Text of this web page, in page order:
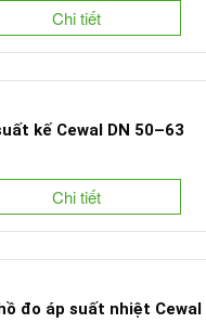
Chi tiết
kế Cewal DN 50–63
Chi tiết
đo áp suất nhiệt Cewal